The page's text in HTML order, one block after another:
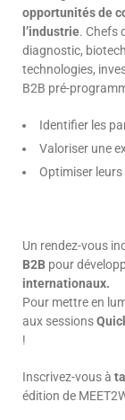
opportunités de
l’industrie. Chefs
diagnostic,
technologies,
B2B pré-
Identifier les
Valoriser une
Optimiser
Un rendez-vous
B2B pour
internationaux.
Pour mettre en
aux sessions
!
Inscrivez-vous à
édition de